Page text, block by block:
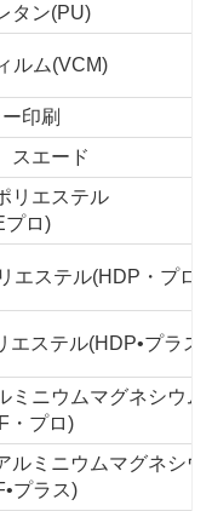
タン(PU)
ルム(VCM)
印刷
スエード
リエステル
プロ)
エステル(HDP・プロ)
ステル(HDP•プラス)
ミニウムマグネシウム
・プロ)
ルミニウムマグネシウ
プラス)